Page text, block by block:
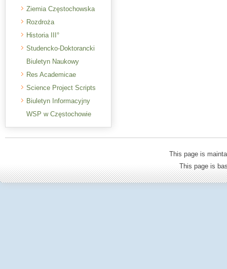
Ziemia Częstochowska
Rozdroża
Historia III°
Studencko-Doktorancki
Biuletyn Naukowy
Res Academicae
Science Project Scripts
Biuletyn Informacyjny
WSP w Częstochowie
This page is
This page is